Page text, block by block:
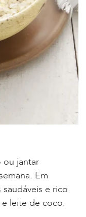
ou jantar
Em
e rico
e leite de coco.